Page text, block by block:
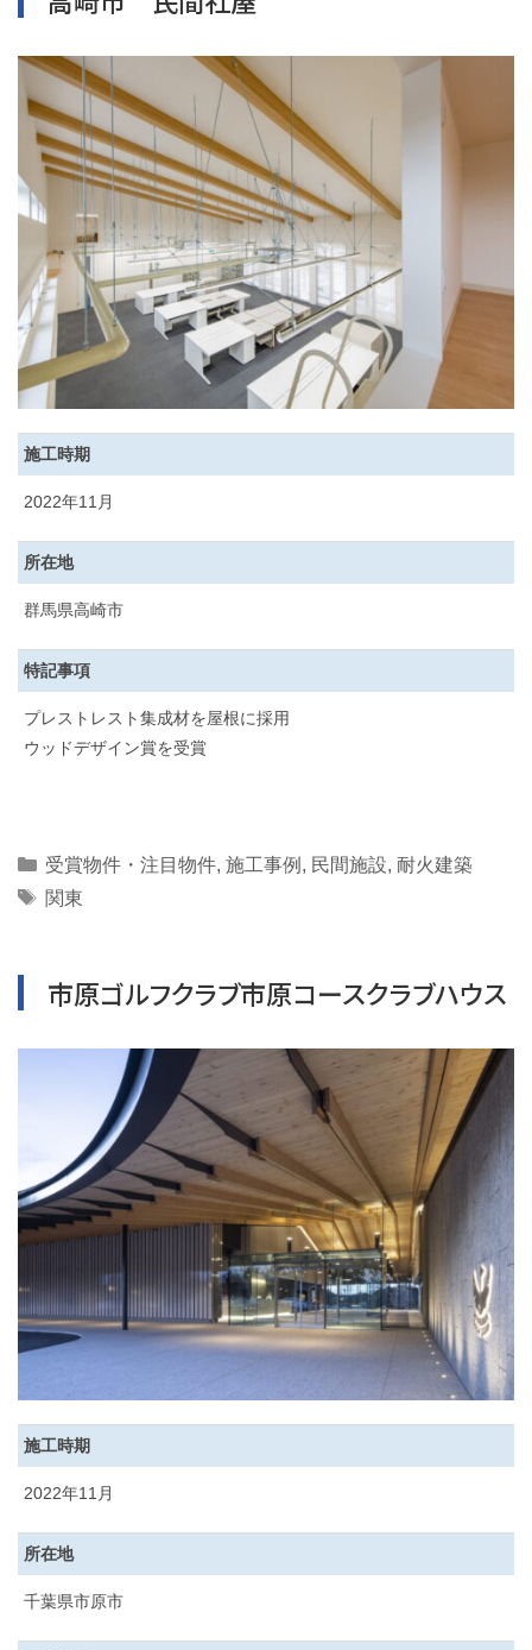
施工時期
2022年11月
所在地
群馬県高崎市
特記事項
プレストレスト集成材を屋根に採用
ウッドデザイン賞を受賞
Categories
受賞物件・注目物件, 施工事例 , 民間施設, 耐火建築
Tags
関東
市原ゴルフクラブ市原コースクラブハウス
施工時期
2022年11月
所在地
千葉県市原市